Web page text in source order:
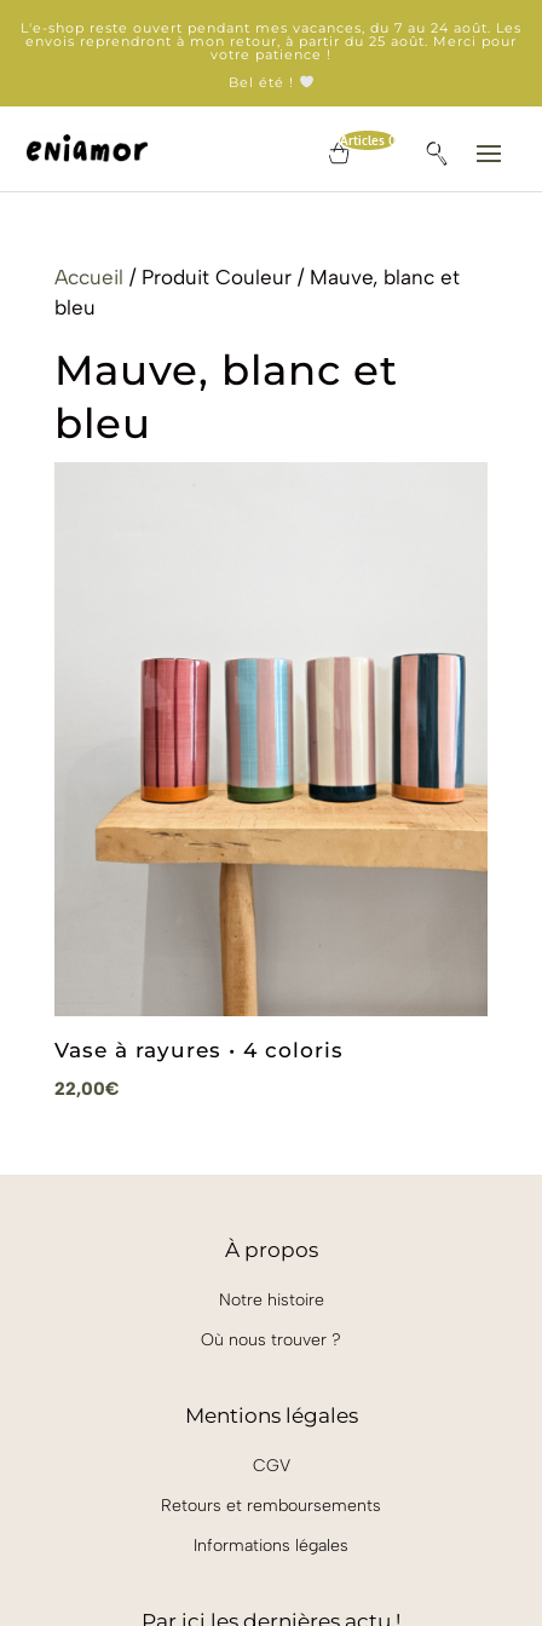
L'e-shop reste ouvert pendant mes vacances, du 7 au 24 août. Les
envois reprendront à mon retour, à partir du 25 août. Merci pour
votre patience !
Bel été !
Articles 0
Accueil / Produit Couleur / Mauve, blanc et
bleu
Mauve, blanc et
bleu
Vase à rayures • 4 coloris
22,00€
Àpropos
Notre histoire
Où nous trouver ?
Mentions légales
CGV
Retours et remboursements
Informations légales